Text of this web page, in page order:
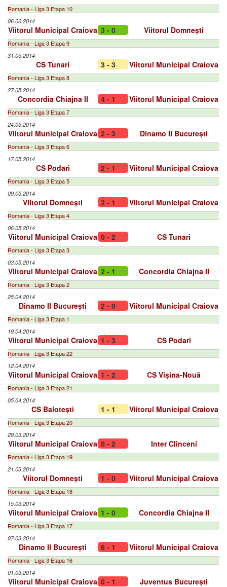
Romania - Liga 3 Etapa 10
06.06.2014
Viitorul Municipal Craiova 3 - 0 Viitorul Domnești
Romania - Liga 3 Etapa 9
31.05.2014
CS Tunari 3 - 3 Viitorul Municipal Craiova
Romania - Liga 3 Etapa 8
27.05.2014
Concordia Chiajna II 4 - 1 Viitorul Municipal Craiova
Romania - Liga 3 Etapa 7
24.05.2014
Viitorul Municipal Craiova 2 - 3 Dinamo II București
Romania - Liga 3 Etapa 6
17.05.2014
CS Podari 2 - 1 Viitorul Municipal Craiova
Romania - Liga 3 Etapa 5
09.05.2014
Viitorul Domnești 2 - 1 Viitorul Municipal Craiova
Romania - Liga 3 Etapa 4
06.05.2014
Viitorul Municipal Craiova 0 - 2 CS Tunari
Romania - Liga 3 Etapa 3
03.05.2014
Viitorul Municipal Craiova 2 - 1 Concordia Chiajna II
Romania - Liga 3 Etapa 2
25.04.2014
Dinamo II București 2 - 0 Viitorul Municipal Craiova
Romania - Liga 3 Etapa 1
19.04.2014
Viitorul Municipal Craiova 1 - 3 CS Podari
Romania - Liga 3 Etapa 22
12.04.2014
Viitorul Municipal Craiova 1 - 2 CS Vișina-Nouă
Romania - Liga 3 Etapa 21
05.04.2014
CS Balotești 1 - 1 Viitorul Municipal Craiova
Romania - Liga 3 Etapa 20
29.03.2014
Viitorul Municipal Craiova 0 - 2 Inter Clinceni
Romania - Liga 3 Etapa 19
21.03.2014
Viitorul Domnești 1 - 0 Viitorul Municipal Craiova
Romania - Liga 3 Etapa 18
15.03.2014
Viitorul Municipal Craiova 1 - 0 Concordia Chiajna II
Romania - Liga 3 Etapa 17
07.03.2014
Dinamo II București 6 - 1 Viitorul Municipal Craiova
Romania - Liga 3 Etapa 16
01.03.2014
Viitorul Municipal Craiova 0 - 1 Juventus București